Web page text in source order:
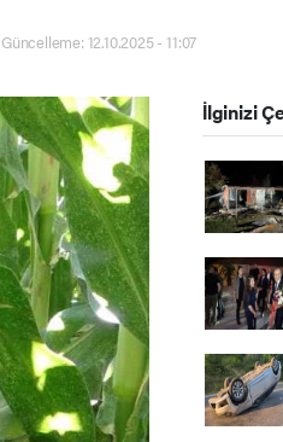
12.10.2025 - 11:07
İlginizi